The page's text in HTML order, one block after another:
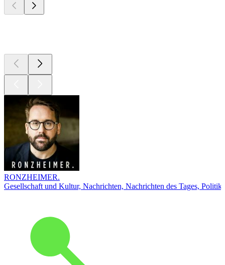
RONZHEIMER.
Gesellschaft und Kultur, Nachrichten, Nachrichten des Tages, Politik